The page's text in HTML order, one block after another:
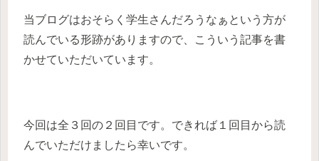
当ブログはおそらく学生さんだろうなぁという方が
読んでいる形跡がありますので、こういう記事を書
かせていただいています。
今回は全３回の２回目です。できれば１回目から読
んでいただけましたら幸いです。